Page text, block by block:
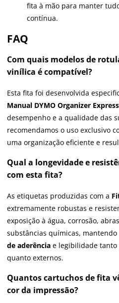
fita à mão para manter
contínua.
FAQ
Com quais modelos de
vinílica é compatível?
Esta fita foi desenvolvida
Manual DYMO Organizer Express
desempenho e a qualidade das
recomendamos o uso exclusivo
uma organização eficiente e
Qual a longevidade e
com esta fita?
As etiquetas produzidas com a
extremamente robustas e
exposição à água, corrosão,
substâncias químicas, mantendo
de aderência e legibilidade
quanto externos.
Quantos cartuchos de fita
cor da impressão?